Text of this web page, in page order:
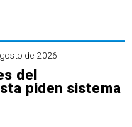
de 2026
del
piden sistema